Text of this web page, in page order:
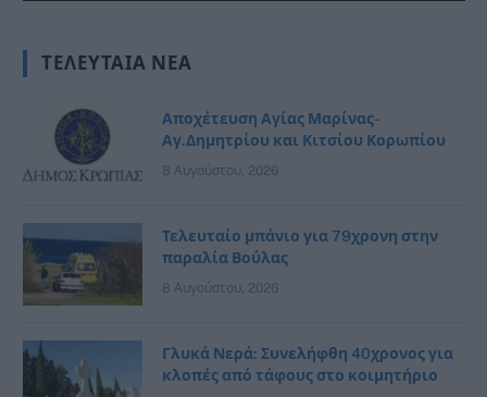
ΤΕΛΕΥΤΑΊΑ ΝΈΑ
Αποχέτευση Αγίας Μαρίνας-
Αγ.Δημητρίου και Κιτσίου Κορωπίου
8 Αυγούστου, 2026
Τελευταίο μπάνιο για 79χρονη στην
παραλία Βούλας
8 Αυγούστου, 2026
Γλυκά Νερά: Συνελήφθη 40χρονος για
κλοπές από τάφους στο κοιμητήριο